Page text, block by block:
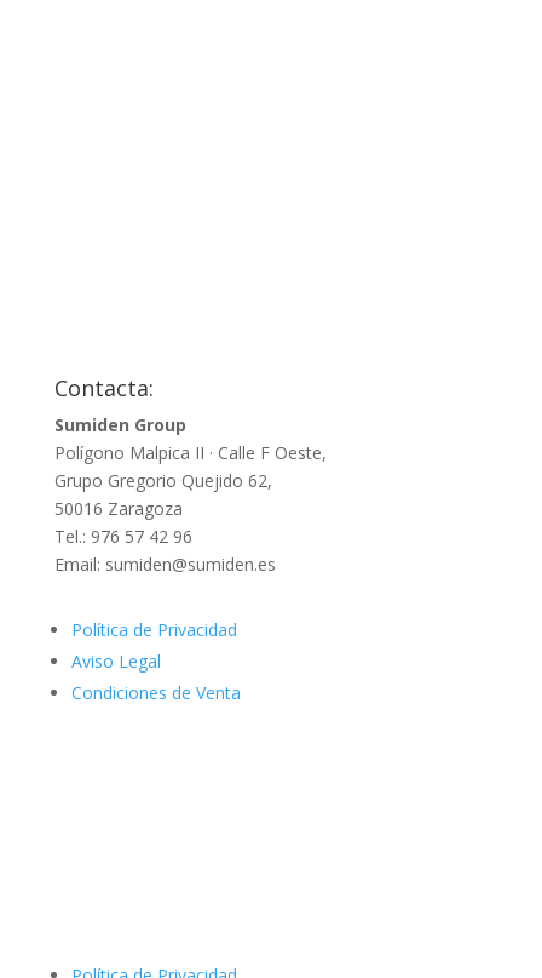
Contacta:
Sumiden Group
Polígono Malpica II · Calle F Oeste,
Grupo Gregorio Quejido 62,
50016 Zaragoza
Tel.: 976 57 42 96
Email: sumiden@sumiden.es
Política de Privacidad
Aviso Legal
Condiciones de Venta